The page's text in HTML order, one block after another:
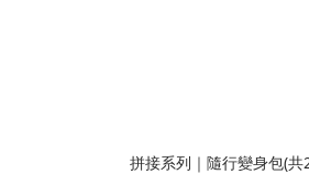
拼接系列｜隨行變身包(共